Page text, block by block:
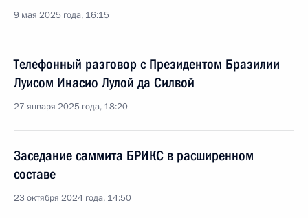
9 мая 2025 года, 16:15
Телефонный разговор с Президентом Бразилии
Луисом Инасио Лулой да Силвой
27 января 2025 года, 18:20
Заседание саммита БРИКС в расширенном
составе
23 октября 2024 года, 14:50